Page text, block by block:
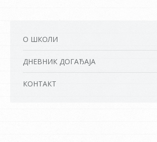
О ШКОЛИ
ДНЕВНИК ДОГАЂАЈА
КОНТАКТ